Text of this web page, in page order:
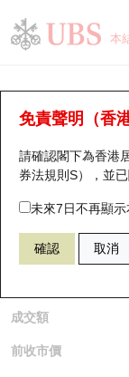
本
免責聲明（香港
請確認閣下為香港
券法規則S），並
未來7日不再顯示
確認 取消
正股分析儀
2475 立訊
(2475) 立訊精密
$62.95 1.95
成交額
前收市價
瑞銀認股證一覽
新發行瑞銀認股證
即將到期認股證
認股證到期結算價查
認股證分析儀
街貨統計
比較
牛熊全景快搜
牛熊證搜尋
牛熊證街貨分佈圖
正股牛熊證列表
新發行瑞銀牛熊證
街貨統計
比較
十大升幅/跌幅
十大認股證成交分
十天股證佔大市成
資金流
街貨統計
正股分析儀
二十大活躍股份
恒指成份股
國指成份股
科指成份股
持股比重
顯示所有持股比重
每月輪證大市專題
輪證專欄
講座及教育短片
認股證投資者教育
牛熊證投資者教育